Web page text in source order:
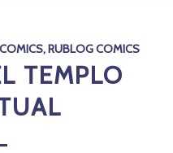
COMICS,RUBLOG COMICS
TEMPLO